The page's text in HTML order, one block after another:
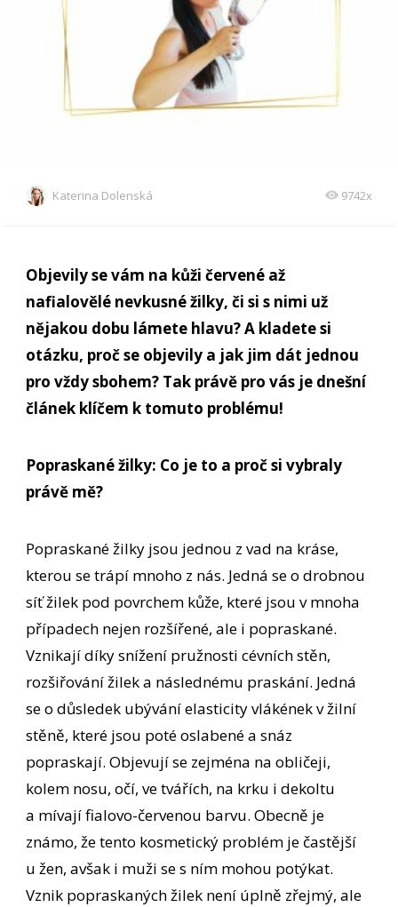
Katerina Dolenská 9742x
Objevily se vám na kůži červené až
nafialovělé nevkusné žilky, či si s nimi už
nějakou dobu lámete hlavu? A kladete si
otázku, proč se objevily a jak jim dát jednou
pro vždy sbohem? Tak právě pro vás je dnešní
článek klíčem k tomuto problému!
Popraskané žilky: Co je to a proč si vybraly
právě mě?
Popraskané žilky jsou jednou z vad na kráse,
kterou se trápí mnoho z nás. Jedná se o drobnou
síť žilek pod povrchem kůže, které jsou v mnoha
případech nejen rozšířené, ale i popraskané.
Vznikají díky snížení pružnosti cévních stěn,
rozšiřování žilek a následnému praskání. Jedná
se o důsledek ubývání elasticity vlákének v žilní
stěně, které jsou poté oslabené a snáz
popraskají. Objevují se zejména na obličeji,
kolem nosu, očí, ve tvářích, na krku i dekoltu
a mívají fialovo-červenou barvu. Obecně je
známo, že tento kosmetický problém je častější
u žen, avšak i muži se s ním mohou potýkat.
Vznik popraskaných žilek není úplně zřejmý, ale